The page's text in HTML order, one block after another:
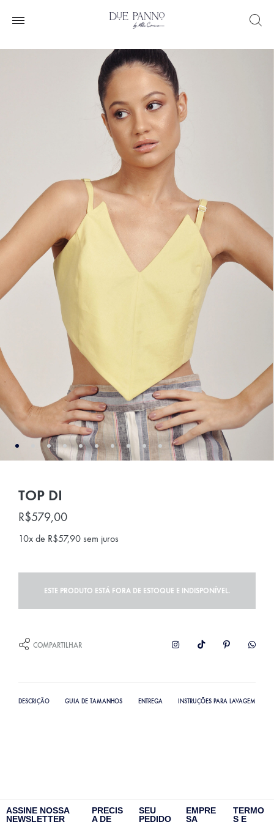
TOP DI
R$579,00
10x de R$57,90 sem juros
ESTE PRODUTO ESTÁ FORA DE ESTOQUE E INDISPONÍVEL.
COMPARTILHAR
DESCRIÇÃO GUIA DE TAMANHOS ENTREGA INSTRUÇÕES PARA LAVAGEM
ASSINE NOSSA
NEWSLETTER
PRECIS
A DE
SEU
PEDIDO
EMPRE
SA
TERMO
S E